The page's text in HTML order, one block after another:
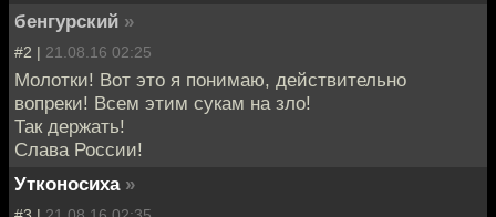
бенгурский »
#2 | 21.08.16 02:25
Молотки! Вот это я понимаю, действительно
вопреки! Всем этим сукам на зло!
Так держать!
Слава России!
Утконосиха »